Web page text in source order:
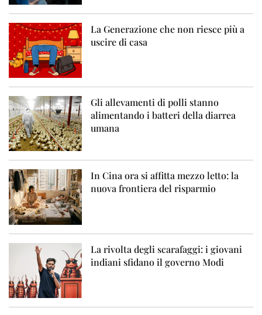
La Generazione che non riesce più a
uscire di casa
Gli allevamenti di polli stanno
alimentando i batteri della diarrea
umana
In Cina ora si affitta mezzo letto: la
nuova frontiera del risparmio
La rivolta degli scarafaggi: i giovani
indiani sfidano il governo Modi